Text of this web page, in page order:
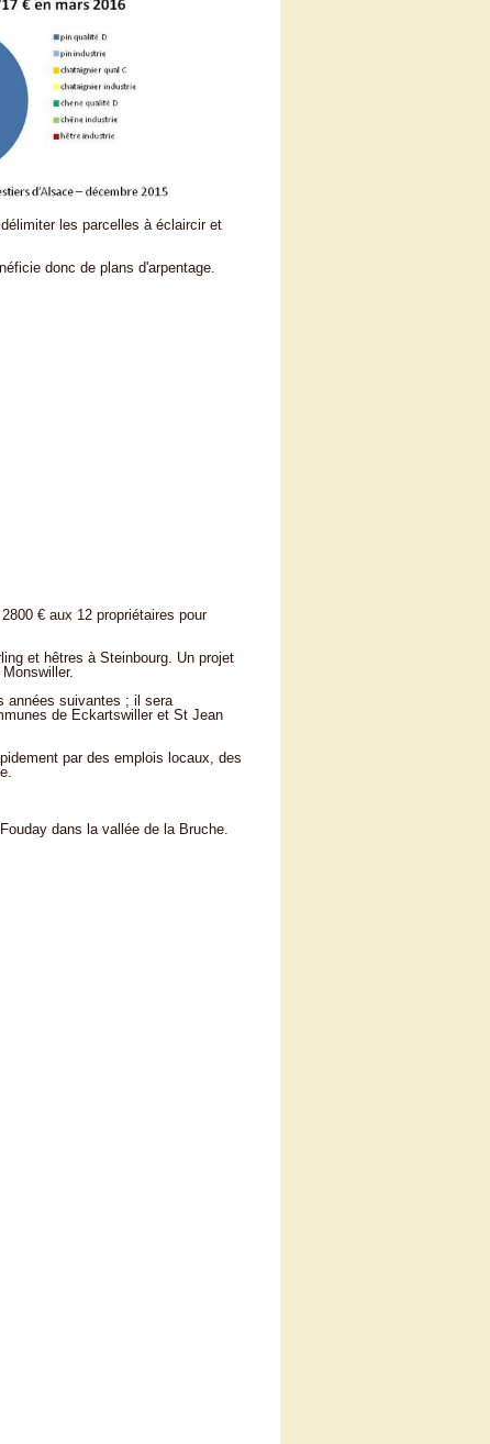
les parcelles à éclaircir et
donc de plans d'arpentage.
€ aux 12 propriétaires pour
et hêtres à Steinbourg. Un projet
années suivantes ; il sera
de Eckartswiller et St Jean
par des emplois locaux, des
dans la vallée de la Bruche.